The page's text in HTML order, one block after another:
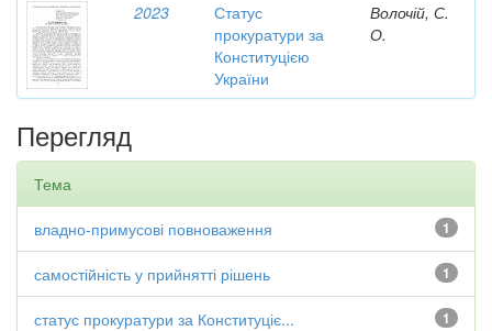
2023
Статус
прокуратури за
Конституцією
України
Волочій, С.
О.
Перегляд
Тема
1
владно-примусові повноваження
1
самостійність у прийнятті рішень
1
статус прокуратури за Конституціє...